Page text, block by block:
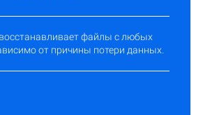
файлы с любых
от причины потери данных.